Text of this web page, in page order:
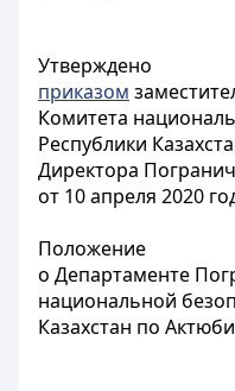
Утверждено
приказом
Комитета
Республики
Директора
от 10 апреля 2020
Положение
о Департаменте
национальной
Казахстан по